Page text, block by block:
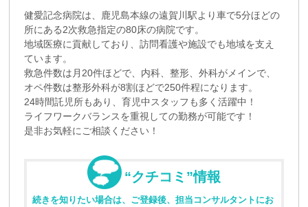
健愛記念病院は、鹿児島本線の遠賀川駅より車で5分ほどの
所にある2次救急指定の80床の病院です。
地域医療に貢献しており、訪問看護や施設でも地域を支え
ています。
救急件数は月20件ほどで、内科、整形、外科がメインで、
オペ件数は整形外科が8割ほどで250件程になります。
24時間託児所もあり、育児中スタッフも多く活躍中！
ライフワークバランスを重視しての勤務が可能です！
是非お気軽にご相談ください！
“クチコミ”情報
続きを知りたい場合は、ご登録後、担当コンサルタントにお